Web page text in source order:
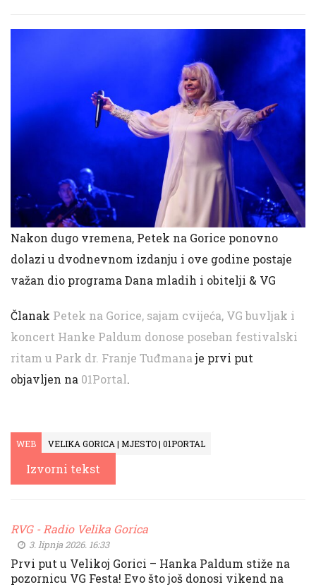
Nakon dugo vremena, Petek na Gorice ponovno
dolazi u dvodnevnom izdanju i ove godine postaje
važan dio programa Dana mladih i obitelji & VG
Članak Petek na Gorice, sajam cvijeća, VG buvljak i
koncert Hanke Paldum donose poseban festivalski
ritam u Park dr. Franje Tuđmanaje prvi put
objavljen na 01Portal.
WEB VELIKA GORICA | MJESTO | 01PORTAL
Izvorni tekst
RVG - Radio Velika Gorica
3. lipnja 2026. 16:33
Prvi put u Velikoj Gorici – Hanka Paldum stiže na
pozornicu VG Festa! Evo što još donosi vikend na